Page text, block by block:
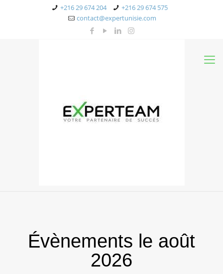
+216 29 674 204
+216 29 674 575
contact@expertunisie.com
Évènements le août
2026